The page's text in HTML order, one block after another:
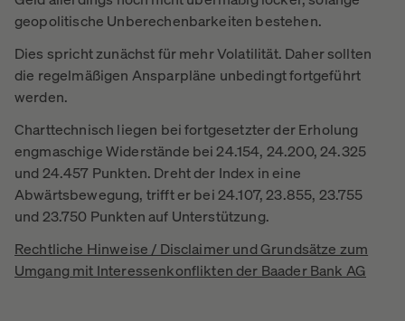
geopolitische Unberechenbarkeiten bestehen.
Dies spricht zunächst für mehr Volatilität. Daher sollten
die regelmäßigen Ansparpläne unbedingt fortgeführt
werden.
Charttechnisch liegen bei fortgesetzter der Erholung
engmaschige Widerstände bei 24.154, 24.200, 24.325
und 24.457 Punkten. Dreht der Index in eine
Abwärtsbewegung, trifft er bei 24.107, 23.855, 23.755
und 23.750 Punkten auf Unterstützung.
Rechtliche Hinweise / Disclaimer und Grundsätze zum
Umgang mit Interessenkonflikten der Baader Bank AG